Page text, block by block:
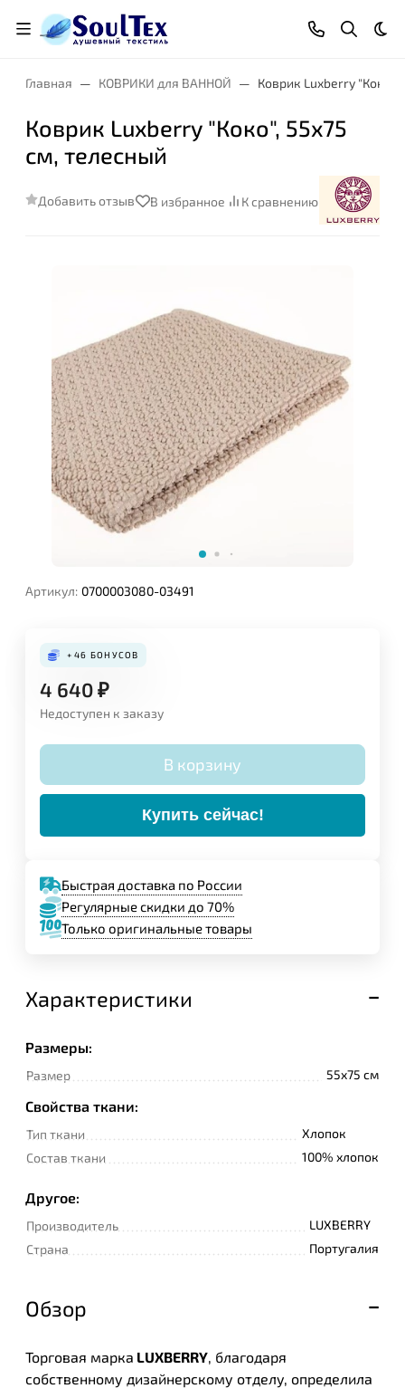
Главная КОВРИКИ для ВАННОЙ Коврик Luxberry "Коко",
Коврик Luxberry "Коко", 55x75
см, телесный
Добавить отзыв В избранное К сравнению
Артикул: 0700003080-03491
+46 БОНУСОВ
4 640₽
Недоступен к заказу
В корзину
Купить сейчас!
Быстрая доставка по России
Регулярные скидки до 70%
Только оригинальные товары
Характеристики
Размеры:
Размер 55x75 см
Свойства ткани:
Тип ткани
Хлопок
Состав ткани
100% хлопок
Другое:
Производитель
LUXBERRY
Страна
Португалия
Обзор
Торговая марка LUXBERRY , благодаря
собственному дизайнерскому отделу, определила